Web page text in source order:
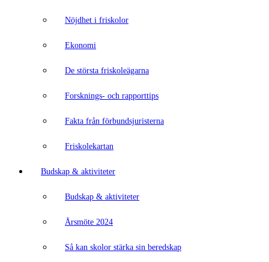
Nöjdhet i friskolor
Ekonomi
De största friskoleägarna
Forsknings- och rapporttips
Fakta från förbundsjuristerna
Friskolekartan
Budskap & aktiviteter
Budskap & aktiviteter
Årsmöte 2024
Så kan skolor stärka sin beredskap